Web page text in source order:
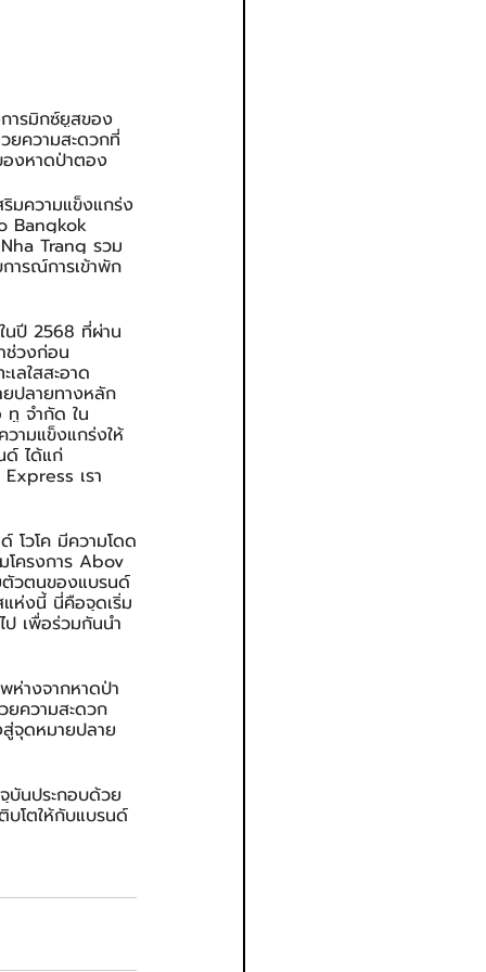
ารมิกซ์ยูสของ
ยความสะดวกที่
องหาดป่าตอง
มความแข็งแกร่ง
Bangkok
Trang รวม
ารณ์การเข้าพัก
นปี 2568 ที่ผ่าน
ช่วงก่อน
ลใสสะอาด
ยปลายทางหลัก
ทู จำกัด ใน
วามแข็งแกร่งให้
ด์ ได้แก่
เรา
โวโค มีความโดด
โครงการ Abov
ตัวตนของแบรนด์
แห่งนี้ นี่คือจุดเริ่ม
ป เพื่อร่วมกันนำ
ห่างจากหาดป่า
ยความสะดวก
สู่จุดหมายปลาย
บันประกอบด้วย
บโตให้กับแบรนด์